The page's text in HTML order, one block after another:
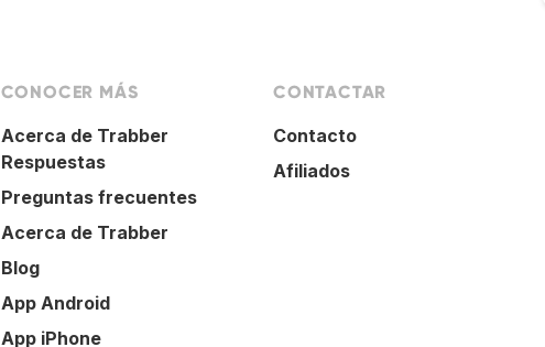
CONOCER MÁS
Acerca de Trabber
Respuestas
Preguntas frecuentes
Acerca de Trabber
Blog
App Android
App iPhone
CONTACTAR
Contacto
Afiliados